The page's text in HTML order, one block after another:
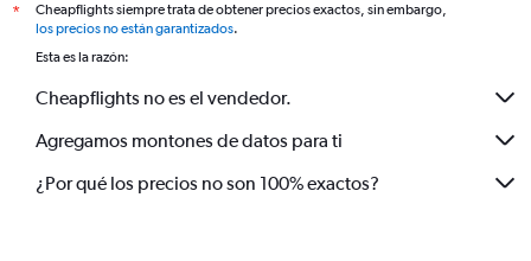
*
Cheapflights siempre trata de obtener precios exactos, sin embargo,
los precios no están garantizados.
Esta es la razón:
Cheapflights no es el vendedor.
Agregamos montones de datos para ti
¿Por qué los precios no son 100% exactos?